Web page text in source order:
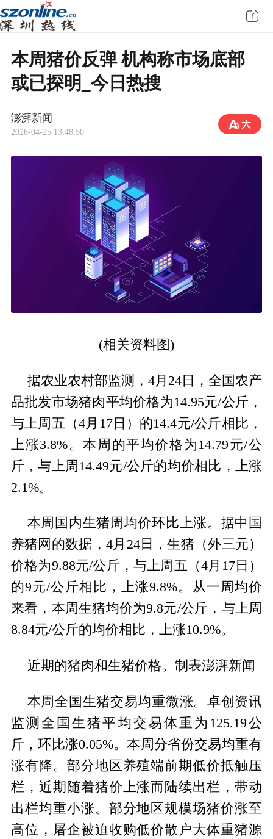
本周猪价反弹 机构称市场底部
或已探明_今日热搜
澎湃新闻
2026-04-25 13:48:50
(相关资料图)
据农业农村部监测，4月24日，全国农产
品批发市场猪肉平均价格为14.95元/公斤，
与上周五（4月17日）的14.4元/公斤相比，
上涨3.8%。本周的平均价格为14.79元/公
斤，与上周14.49元/公斤的均价相比，上涨
2.1%。
本周国内生猪周均价环比上涨。据中国
养猪网的数据，4月24日，生猪（外三元）
价格为9.88元/公斤，与上周五（4月17日）
的9元/公斤相比，上涨9.8%。从一周均价
来看，本周生猪均价为9.8元/公斤，与上周
8.84元/公斤的均价相比，上涨10.9%。
近期的猪肉和生猪价格。制表澎湃新闻
本周全国生猪交易均重微涨。卓创资讯
监测全国生猪平均交易体重为125.19公
斤，环比涨0.05%。本周分省份交易均重有
涨有降。部分地区养殖端前期低价抵触压
栏，近期随着猪价上涨而陆续出栏，带动
出栏均重小涨。部分地区规模场猪价涨至
高位，屠企被迫收购低价散户大体重猪源